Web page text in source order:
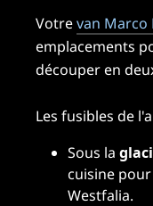
Votrevan Marco
emplacements
découper en
Les fusibles de
Sous la
cuisine
Westfalia.